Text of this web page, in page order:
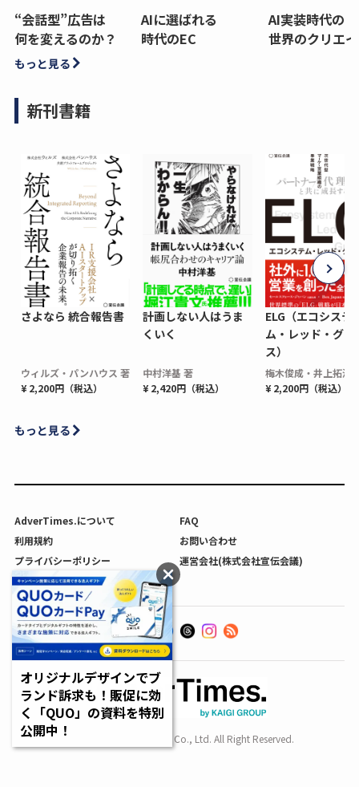
“会話型”広告は
何を変えるのか？
AIに選ばれる
時代のEC
AI実装時代の
世界のクリエ
もっと見る
新刊書籍
さよなら 統合報告書
ウィルズ・パンハウス 著
¥ 2,200円（税込）
計画しない人はうま
くいく
中村洋基 著
¥ 2,420円（税込）
ELG（エコシステ
ム・レッド・グロ
ス）
梅木俊成・井上拓海
¥ 2,200円（税込）
もっと見る
AdverTimes.について
FAQ
利用規約
お問い合わせ
プライバシーポリシー
運営会社(株式会社宣伝会議)
利用者情報の外部送信について
Copyright SENDENKAIGI Co., Ltd. All Right Reserved.
オリジナルデザインでブ
ランド訴求も！販促に効
く「QUO」の資料を特別
公開中！